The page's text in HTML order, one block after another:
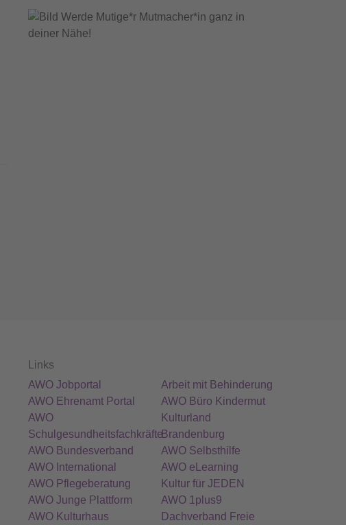
Links
AWO Jobportal
AWO Ehrenamt Portal
AWO
Schulgesundheitsfachkräfte
AWO Bundesverband
AWO International
AWO Pflegeberatung
AWO Junge Plattform
AWO Kulturhaus
Arbeit mit Behinderung
AWO Büro Kindermut
Kulturland
Brandenburg
AWO Selbsthilfe
AWO eLearning
Kultur für JEDEN
AWO 1plus9
Dachverband Freie